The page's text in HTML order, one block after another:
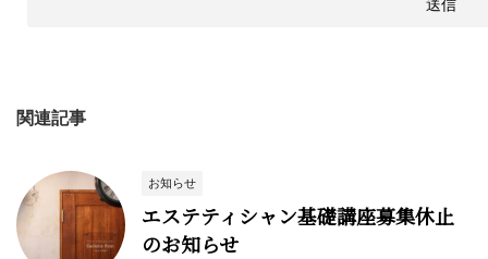
関連記事
お知らせ
エステティシャン基礎講座募集休止
のお知らせ